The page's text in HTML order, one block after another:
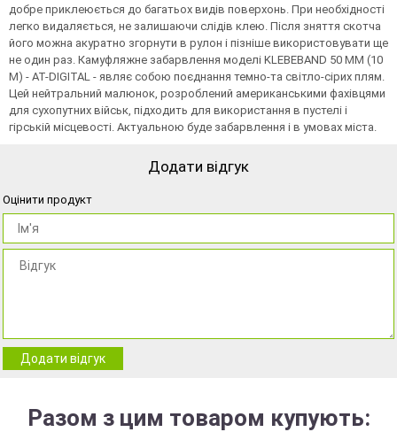
добре приклеюється до багатьох видів поверхонь. При необхідності
легко видаляється, не залишаючи слідів клею. Після зняття скотча
його можна акуратно згорнути в рулон і пізніше використовувати ще
не один раз. Камуфляжне забарвлення моделі KLEBEBAND 50 MM (10
M) - AT-DIGITAL - являє собою поєднання темно-та світло-сірих плям.
Цей нейтральний малюнок, розроблений американськими фахівцями
для сухопутних військ, підходить для використання в пустелі і
гірській місцевості. Актуальною буде забарвлення і в умовах міста.
Додати відгук
Оцінити продукт
Додати відгук
Разом з цим товаром купують: